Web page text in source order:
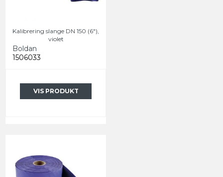
Kalibrering slange DN 150 (6"),
violet
Boldan
1506033
VIS PRODUKT